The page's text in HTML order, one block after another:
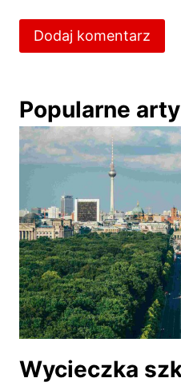
Popularne
Wycieczka